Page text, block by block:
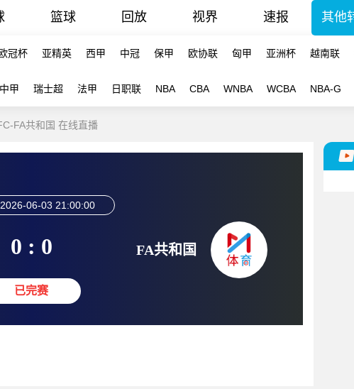
篮球 回放 视界 速报 其他
欧冠杯 亚精英 西甲 中冠 保甲 欧协联 匈甲 亚洲杯 越南联
中甲 瑞士超 法甲 日职联 NBA CBA WNBA WCBA NBA-G
FA共和国 在线直播
2026-06-03 21:00:00
0 : 0
已完赛
FA共和国